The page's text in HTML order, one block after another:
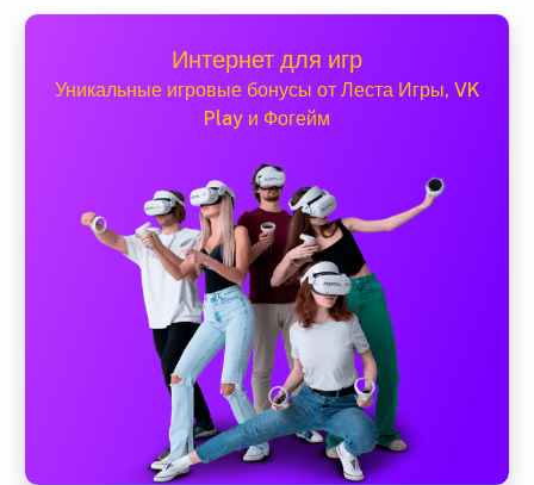
Интернет для игр
Уникальные игровые бонусы от Леста Игры, VK
Play и Фогейм